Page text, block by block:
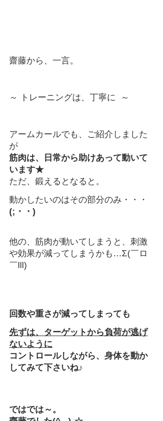
齋藤から、一言。
～ トレーニングは、丁寧に  ～
アームカールでも、ご紹介しました
が
筋肉は、日常から助けあって動いて
います★
ただ、鍛えるとなると。
動かしたいのはその部分のみ・・・
(;・・)
他の、筋肉が動いてしまうと、刺激
や効果が減ってしまうかも…Σ(￣ロ
￣lll)
回数や重さが減ってしまっても
先ずは、ターゲットから負荷が逃げ
ないように
コントロールしながら、身体を動か
してみて下さいね♪
ではでは～。